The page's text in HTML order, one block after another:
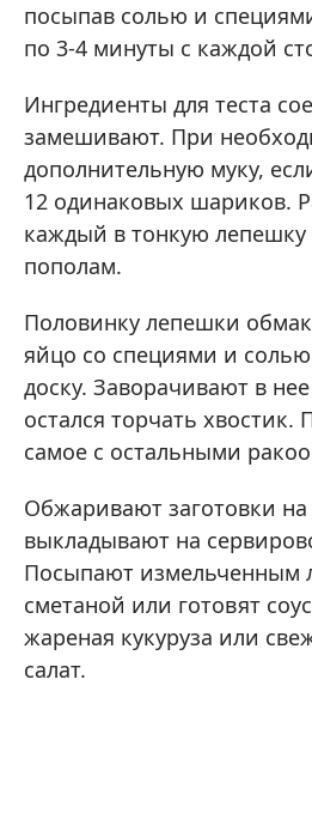
посыпав солью и
по 3-4 минуты с каждой
Ингредиенты для теста
замешивают. При
дополнительную муку,
12 одинаковых шариков.
каждый в тонкую лепешку
пополам.
Половинку лепешки
яйцо со специями и
доску. Заворачивают в
остался торчать
самое с остальными
Обжаривают заготовки на
выкладывают на
Посыпают измельченным
сметаной или готовят
жареная кукуруза или
салат.